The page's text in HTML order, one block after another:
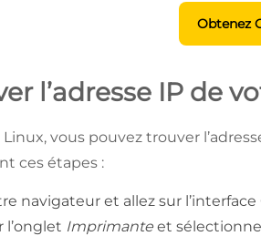
Obtenez
l’adresse IP de
Linux, vous pouvez trouver
ces étapes :
navigateur et allez sur l’interface
l’onglet Imprimante et